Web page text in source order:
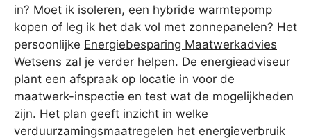
in? Moet ik isoleren, een hybride warmtepomp
kopen of leg ik het dak vol met zonnepanelen? Het
persoonlijke Energiebesparing Maatwerkadvies
Wetsens zal je verder helpen. De energieadviseur
plant een afspraak op locatie in voor de
maatwerk-inspectie en test wat de mogelijkheden
zijn. Het plan geeft inzicht in welke
verduurzamingsmaatregelen het energieverbruik